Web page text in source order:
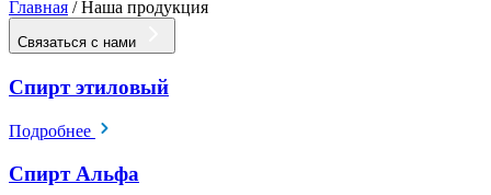
Главная /Наша продукция
Связаться с нами
Спирт этиловый
Подробнее
Спирт Альфа